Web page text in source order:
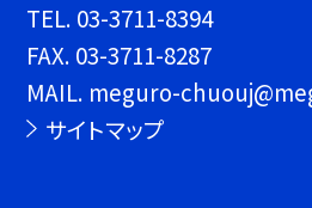
TEL. 03-3711-8394
FAX. 03-3711-8287
MAIL. meguro-
サイトマップ